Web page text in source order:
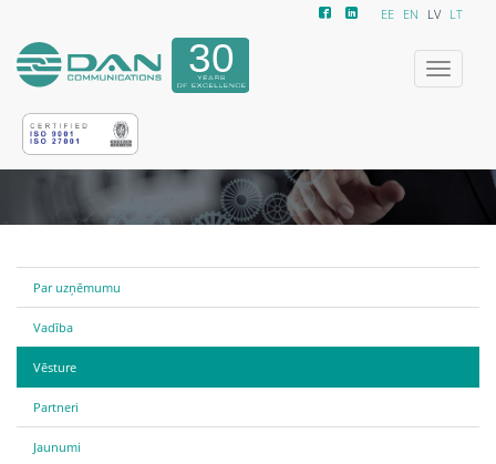
EE EN LV LT
Izvēlne
Par uzņēmumu
Vadība
Vēsture
Partneri
Jaunumi